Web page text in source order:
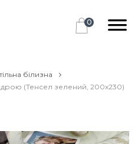
0
білизна
(Тенсел зелений, 200х230)